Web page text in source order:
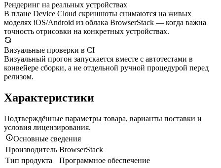
Рендеринг на реальных устройствах
В плане Device Cloud скриншоты снимаются на живых
моделях iOS/Android из облака BrowserStack — когда важна
точность отрисовки на конкретных устройствах.
Визуальные проверки в CI
Визуальный прогон запускается вместе с автотестами в
конвейере сборки, а не отдельной ручной процедурой перед
релизом.
Характеристики
Подтверждённые параметры товара, варианты поставки и
условия лицензирования.
Основные сведения
Производитель BrowserStack
Тип продукта
Программное обеспечение